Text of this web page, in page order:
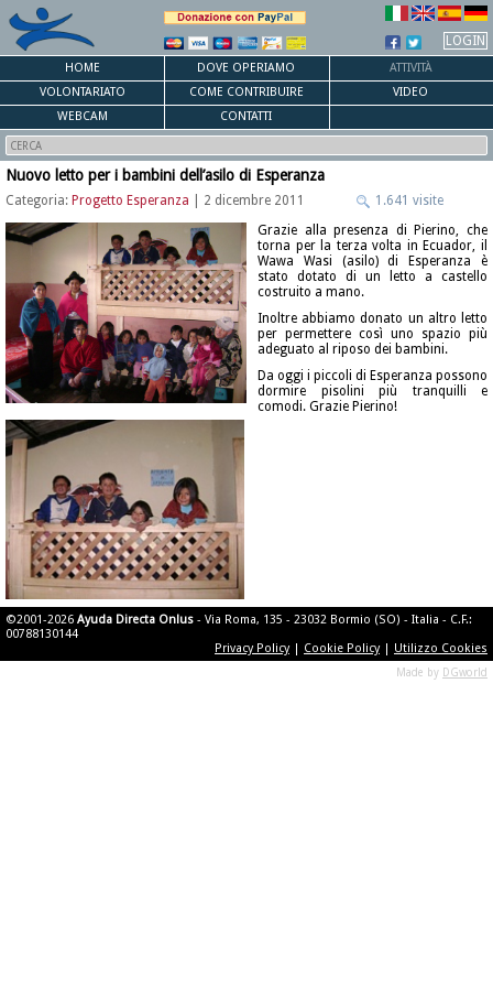
LOGIN
HOME DOVE OPERIAMO
ATTIVITÀ
VOLONTARIATO
COME CONTRIBUIRE
VIDEO
WEBCAM
CONTATTI
Nuovo letto per i bambini dell’asilo di Esperanza
Categoria: Progetto Esperanza | 2 dicembre 2011
1.641 visite
Grazie alla presenza di Pierino, che
torna per la terza volta in Ecuador, il
Wawa Wasi (asilo) di Esperanza è
stato dotato di un letto a castello
costruito a mano.
Inoltre abbiamo donato un altro letto
per permettere così uno spazio più
adeguato al riposo dei bambini.
Da oggi i piccoli di Esperanza possono
dormire pisolini più tranquilli e
comodi. Grazie Pierino!
©2001-2026 Ayuda Directa Onlus - Via Roma, 135 - 23032 Bormio (SO) - Italia - C.F.:
00788130144
Privacy Policy| Cookie Policy| Utilizzo Cookies
Made by DGworld